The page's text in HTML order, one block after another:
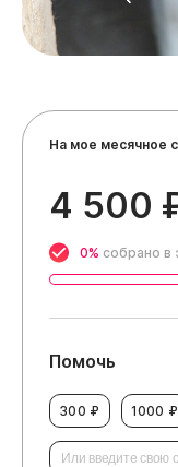
На мое месячное
4 500
0% собрано в
Помочь
300 ₽ 1000 ₽